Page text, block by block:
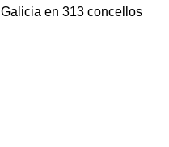
Galicia en 313 concellos